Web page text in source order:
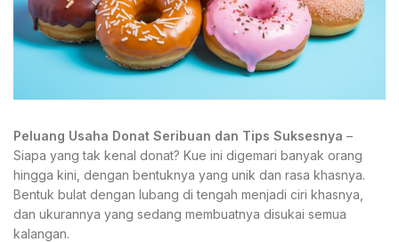
Peluang Usaha Donat Seribuan dan Tips Suksesnya –
Siapa yang tak kenal donat? Kue ini digemari banyak orang
hingga kini, dengan bentuknya yang unik dan rasa khasnya.
Bentuk bulat dengan lubang di tengah menjadi ciri khasnya,
dan ukurannya yang sedang membuatnya disukai semua
kalangan.